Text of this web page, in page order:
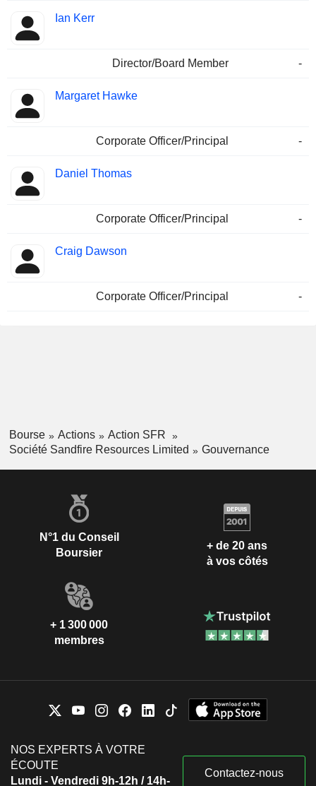
Ian Kerr
Director/Board Member -
Margaret Hawke
Corporate Officer/Principal -
Daniel Thomas
Corporate Officer/Principal -
Craig Dawson
Corporate Officer/Principal -
Bourse Actions
Action SFR
Société Sandfire Resources Limited
Gouvernance
N°1 du Conseil
Boursier
+ de 20 ans
à vos côtés
+ 1 300 000
membres
NOS EXPERTS À VOTRE
ÉCOUTE
Lundi - Vendredi 9h-12h / 14h-
Contactez-nous